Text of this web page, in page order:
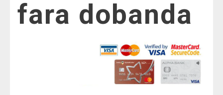
fara dobanda